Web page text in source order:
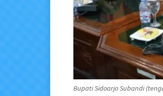
Bupati Sidoarjo Subandi